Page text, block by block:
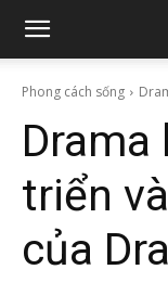
Phong cách sống
Drama
triển
của